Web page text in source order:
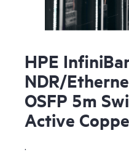
HPE
NDR/
OSFP 5m
Active